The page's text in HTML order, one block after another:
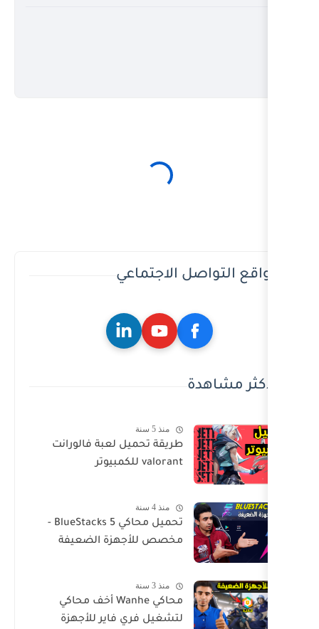
الاجتماعي
طريقة تحميل لعبة فالورانت
valorant للكمبيوتر
تحميل محاكي BlueStacks 5 -
مخصص للأجهزة الضعيفة
محاكي Wanhe أخف محاكي
لتشغيل فري فاير للأجهزة